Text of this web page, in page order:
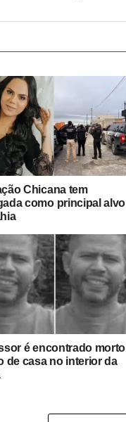
Chicana tem
como principal alvo
é encontrado morto
de casa no interior da